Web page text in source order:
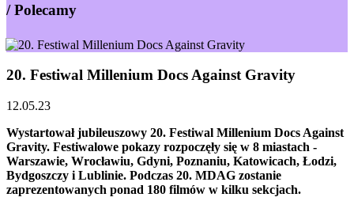
/ Polecamy
20. Festiwal Millenium Docs Against Gravity
12.05.23
Wystartował jubileuszowy 20. Festiwal Millenium Docs Against
Gravity. Festiwalowe pokazy rozpoczęły się w 8 miastach -
Warszawie, Wrocławiu, Gdyni, Poznaniu, Katowicach, Łodzi,
Bydgoszczy i Lublinie. Podczas 20. MDAG zostanie
zaprezentowanych ponad 180 filmów w kilku sekcjach.